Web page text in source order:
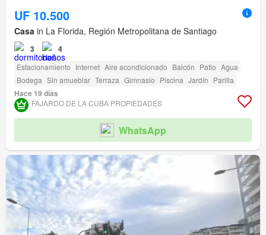
UF 10.500
Casa in La Florida, Región Metropolitana de Santiago
3 4
Estacionamiento Internet Aire acondicionado Balcón Patio Agua
Bodega Sin amueblar Terraza Gimnasio Piscina Jardín Parilla
Hace 19 días
FAJARDO DE LA CUBA PROPIEDADES
WhatsApp